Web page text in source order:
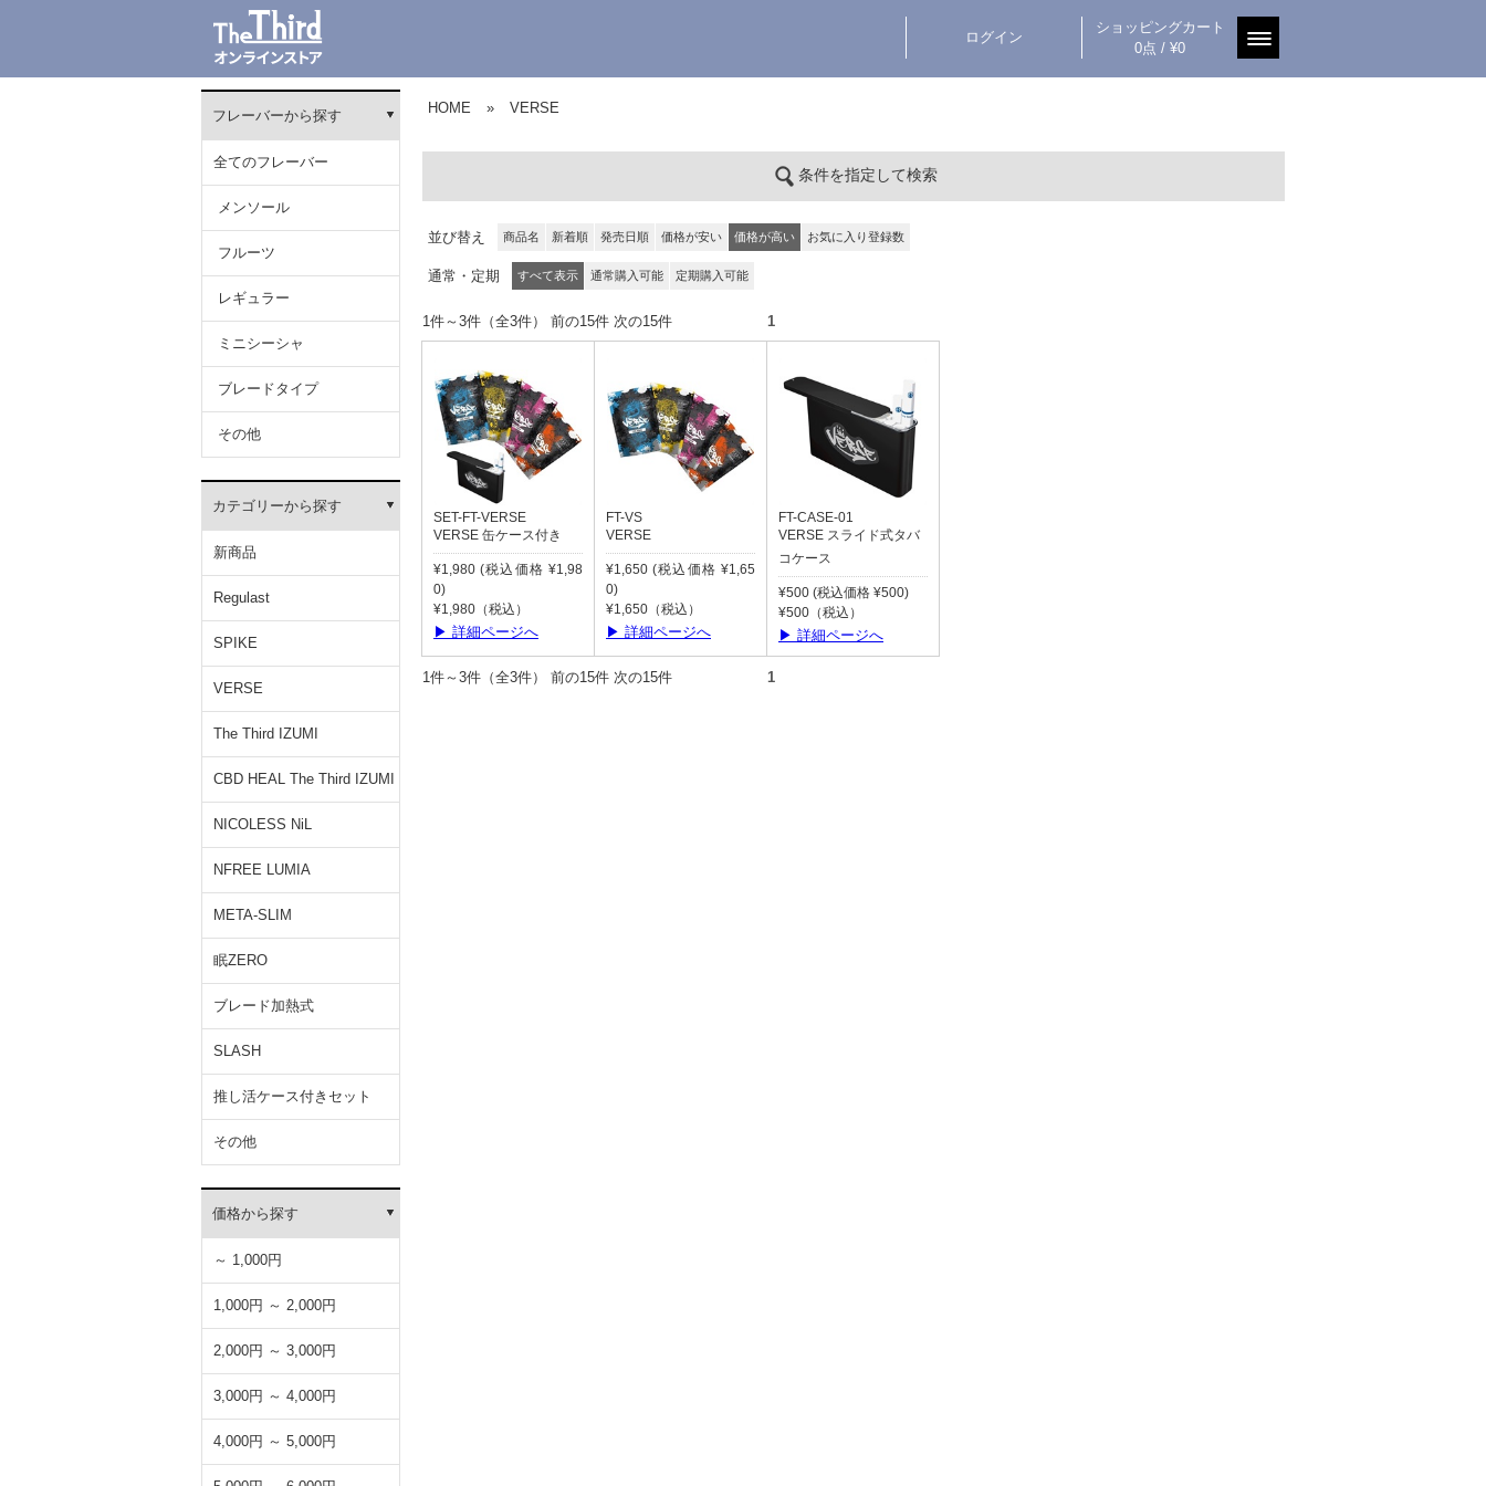
ログイン
ショッピングカート
0点 / ¥0
フレーバーから探す
全てのフレーバー
メンソール
フルーツ
レギュラー
ミニシーシャ
ブレードタイプ
その他
カテゴリーから探す
新商品
Regulast
SPIKE
VERSE
The Third IZUMI
CBD HEAL The Third IZUMI
NICOLESS NiL
NFREE LUMIA
META-SLIM
眠ZERO
ブレード加熱式
SLASH
推し活ケース付きセット
その他
価格から探す
～ 1,000円
1,000円 ～ 2,000円
2,000円 ～ 3,000円
3,000円 ～ 4,000円
4,000円 ～ 5,000円
HOME » VERSE
条件を指定して検索
並び替え 商品名 新着順 発売日順 価格が安い 価格が高い お気に入り登録数
通常・定期 すべて表示 通常購入可能 定期購入可能
1件～3件（全3件） 前の15件 次の15件 1
SET-FT-VERSE
VERSE 缶ケース付き
¥1,980 (税込価格 ¥1,98
0)
¥1,980（税込）
▶ 詳細ページへ
FT-VS
VERSE
¥1,650 (税込価格 ¥1,65
0)
¥1,650（税込）
▶ 詳細ページへ
FT-CASE-01
VERSE スライド式タバ
コケース
¥500 (税込価格 ¥500)
¥500（税込）
▶ 詳細ページへ
1件～3件（全3件） 前の15件 次の15件 1